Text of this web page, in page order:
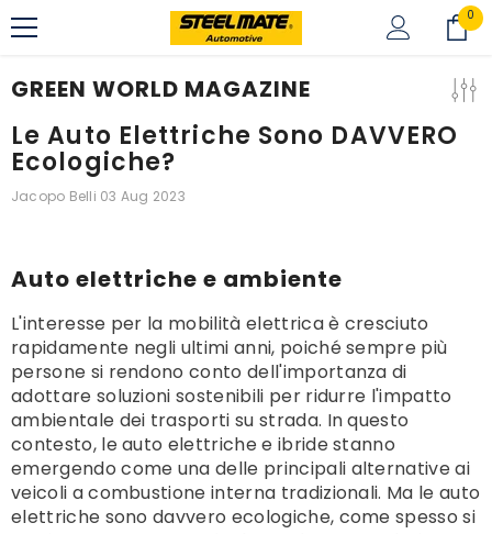
VAI DIRETTAMENTE AI CONTENUTI 0 0
GREEN WORLD MAGAZINE
Le Auto Elettriche Sono DAVVERO
Ecologiche?
Jacopo Belli 03 Aug 2023
Auto elettriche e ambiente
L'interesse per la mobilità elettrica è cresciuto
rapidamente negli ultimi anni, poiché sempre più
persone si rendono conto dell'importanza di
adottare soluzioni sostenibili per ridurre l'impatto
ambientale dei trasporti su strada. In questo
contesto, le auto elettriche e ibride stanno
emergendo come una delle principali alternative ai
veicoli a combustione interna tradizionali. Ma le auto
elettriche sono davvero ecologiche, come spesso si